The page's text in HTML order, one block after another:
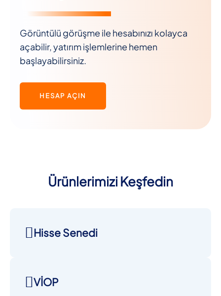
Görüntülü görüşme ile hesabınızı kolayca
açabilir, yatırım işlemlerine hemen
başlayabilirsiniz.
HESAP AÇIN
Ürünlerimizi Keşfedin
Hisse Senedi
VİOP